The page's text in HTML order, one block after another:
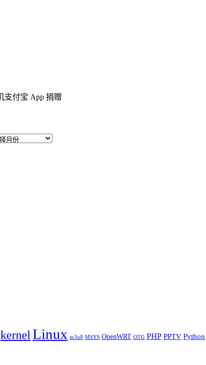
kernel Linux m3u8 MSYS OpenWRT OTG PHP PPTV Python